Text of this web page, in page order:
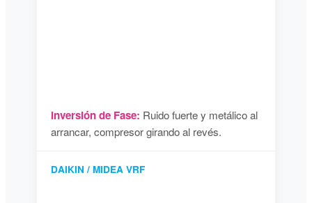
Inversión de Fase: Ruido fuerte y metálico al
arrancar, compresor girando al revés.
DAIKIN / MIDEA VRF